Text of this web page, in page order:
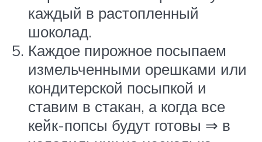
каждый в растопленный
шоколад.
Каждое пирожное посыпаем
измельченными орешками или
кондитерской посыпкой и
ставим в стакан, а когда все
кейк-попсы будут готовы ⇒ в